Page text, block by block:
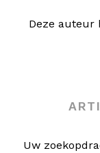
Deze auteur
Uw